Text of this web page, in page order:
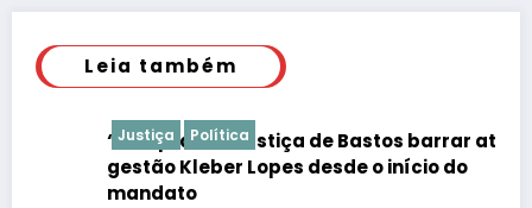
Leia também
Justiça Política
“É de praxe”: Justiça de Bastos barrar atos da
gestão Kleber Lopes desde o início do
mandato